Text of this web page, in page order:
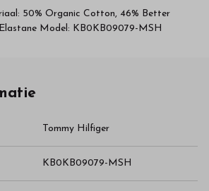
50% Organic Cotton, 46% Better
Model: KB0KB09079-MSH
Tommy Hilfiger
KB0KB09079-MSH